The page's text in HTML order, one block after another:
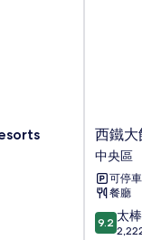
西
鐵
大
飯
店
中
央
西鐵大
中央區
可停車
餐廳
9.2
分，
9.2 太